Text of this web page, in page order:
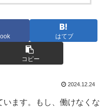
はてブ
コピー
2024.12.24
ます。もし、働けなくな